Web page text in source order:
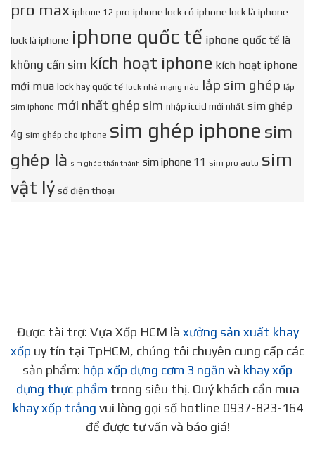
pro max iphone 12 pro iphone lock có iphone lock là iphone
lock là iphone iphone quốc tế iphone quốc tế là
không cần sim kích hoạt iphone kích hoạt iphone
mới mua lock hay quốc tế lock nhà mạng nào lắp sim ghép lắp
sim iphone mới nhất ghép sim nhập iccid mới nhất sim ghép
4g sim ghép cho iphone sim ghép iphone sim
ghép là sim ghép thần thánh sim iphone 11 sim pro auto sim
vật lý số điện thoại
Được tài trợ: Vựa Xốp HCM là xưởng sản xuất khay
xốp uy tín tại TpHCM, chúng tôi chuyên cung cấp các
sản phẩm: hộp xốp đựng cơm 3 ngăn và khay xốp
đựng thực phẩm trong siêu thị. Quý khách cần mua
khay xốp trắng vui lòng gọi số hotline 0937-823-164
để được tư vấn và báo giá!